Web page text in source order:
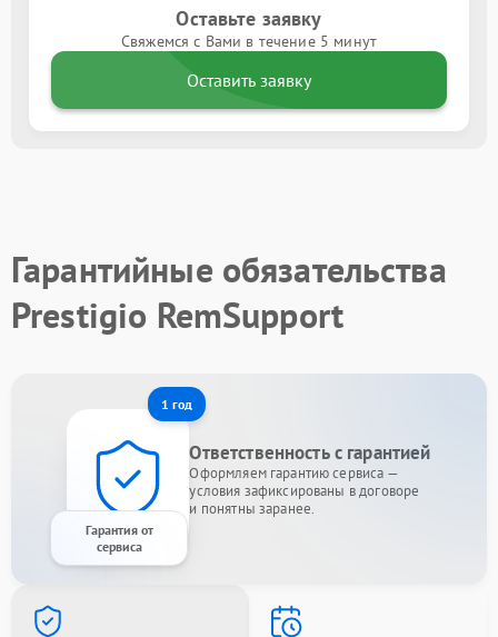
Оставьте заявку
Свяжемся с Вами в течение 5 минут
Оставить заявку
Гарантийные обязательства
Prestigio RemSupport
1 год
Гарантия от
сервиса
Ответственность с гарантией
Оформляем гарантию сервиса —
условия зафиксированы в договоре
и понятны заранее.